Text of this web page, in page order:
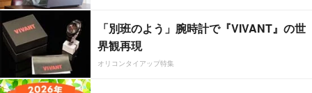
「別班のよう」腕時計で『VIVANT』の世
界観再現
オリコンタイアップ特集